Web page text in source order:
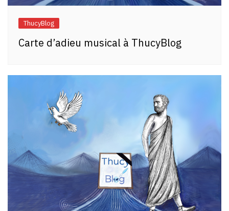
ThucyBlog
Carte d’adieu musical à ThucyBlog